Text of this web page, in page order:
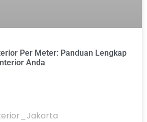
Per Meter: Panduan Lengkap
Anda